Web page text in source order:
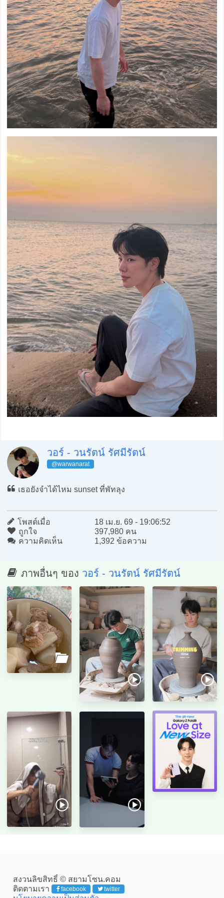
วอร์ - วนรัตน์ รัศมีรัตน์
@warwanarat
เธอยังจำได้ไหม sunset ที่พัทลุง
โพสต์เมื่อ
18 เม.ย. 69 - 19:06:52
ถูกใจ
397,980 คน
ความคิดเห็น
1,392 ข้อความ
ภาพอื่นๆ ของ วอร์ - วนรัตน์ รัศมีรัตน์
สงวนลิขสิทธิ์ © สยามโซน.คอม
ติดตามเรา
facebook twitter